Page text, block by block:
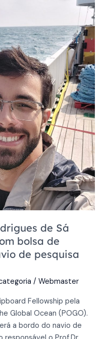
de Sá
bolsa de
de pesquisa
/ Webmaster
Fellowship pela
Global Ocean (POGO).
a bordo do navio de